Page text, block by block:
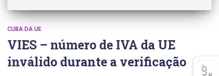
CUBA DA UE
VIES – número de IVA da UE
inválido durante a verificação